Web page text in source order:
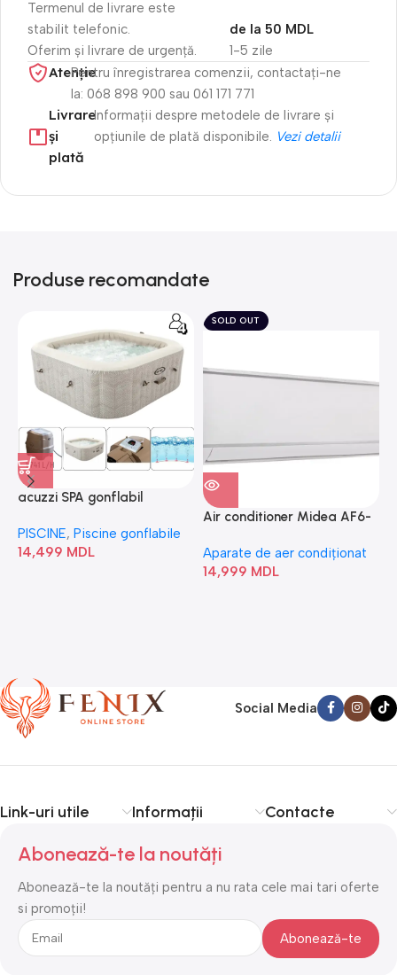
Termenul de livrare este
stabilit telefonic.
Oferim și livrare de urgență.
1-5 zile
de la 50 MDL
Atenție​Pentru înregistrarea comenzii, contactați-ne
la: 068 898 900 sau 061 171 771
Livrare
și
plată
Informații despre metodele de livrare și
opțiunile de plată disponibile. Vezi detalii
Produse recomandate
acuzzi SPA gonflabil
Bubble” 28446
PISCINE, Piscine gonflabile
14,499 MDL
SOLD OUT
Air conditioner Midea AF6-
Aparate de aer condiționat
14,999 MDL
Social Media
Link-uri utile Informații Contacte
Abonează-te la noutăți
Abonează-te la noutăți pentru a nu rata cele mai tari oferte
si promoții!